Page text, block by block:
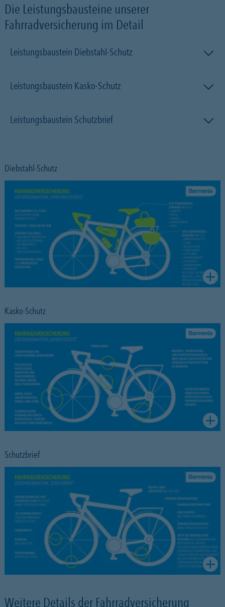
Die Leistungsbausteine unserer
Fahrradversicherung im Detail
Leistungsbaustein Diebstahl-Schutz
Leistungsbaustein Kasko-Schutz
Leistungsbaustein Schutzbrief
Diebstahl-Schutz
Kasko-Schutz
Schutzbrief
Weitere Details der Fahrradversicherung